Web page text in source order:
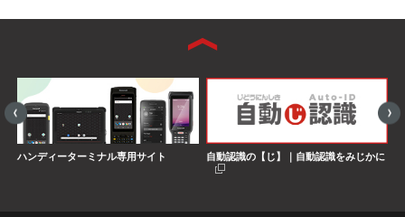
ハンディーターミナル専用サイト 自動認識の【じ】｜自動認識をみじかに